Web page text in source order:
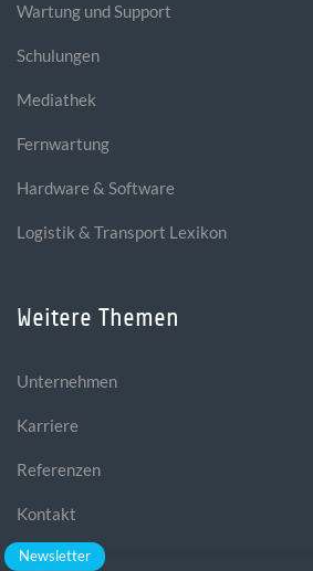
Wartung und Support
Schulungen
Mediathek
Fernwartung
Hardware & Software
Logistik & Transport Lexikon
Weitere Themen
Unternehmen
Karriere
Referenzen
Kontakt
Newsletter